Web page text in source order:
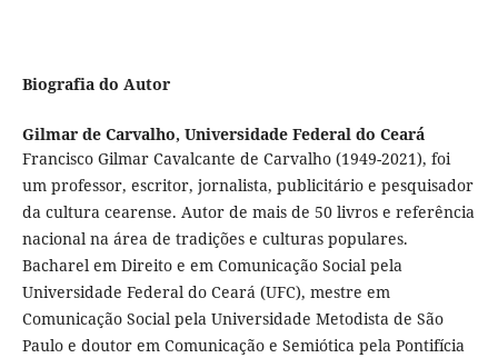
Biografia do Autor
Gilmar de Carvalho, Universidade Federal do Ceará
Francisco Gilmar Cavalcante de Carvalho (1949-2021), foi
um professor, escritor, jornalista, publicitário e pesquisador
da cultura cearense. Autor de mais de 50 livros e referência
nacional na área de tradições e culturas populares.
Bacharel em Direito e em Comunicação Social pela
Universidade Federal do Ceará (UFC), mestre em
Comunicação Social pela Universidade Metodista de São
Paulo e doutor em Comunicação e Semiótica pela Pontifícia